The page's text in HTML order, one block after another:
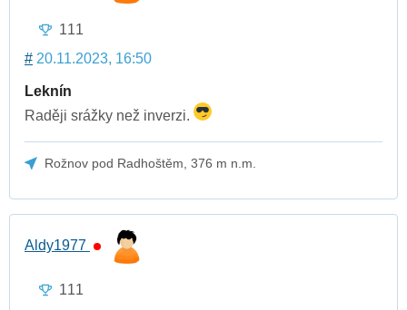
111
# 20.11.2023, 16:50
Leknín
Raději srážky než inverzi.
Rožnov pod Radhoštěm, 376 m n.m.
Aldy1977
111